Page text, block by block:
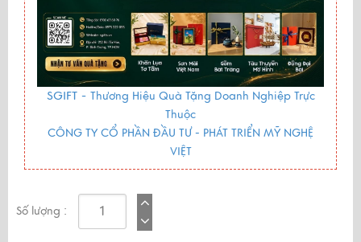
SGIFT - Thương Hiệu Quà Tặng Doanh Nghiệp Trực
Thuộc
CÔNG TY CỔ PHẦN ĐẦU TƯ - PHÁT TRIỂN MỸ NGHỆ
VIỆT
Số lượng :